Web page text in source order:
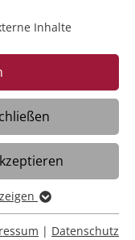
Inhalte
Funktionen
| Datenschutz